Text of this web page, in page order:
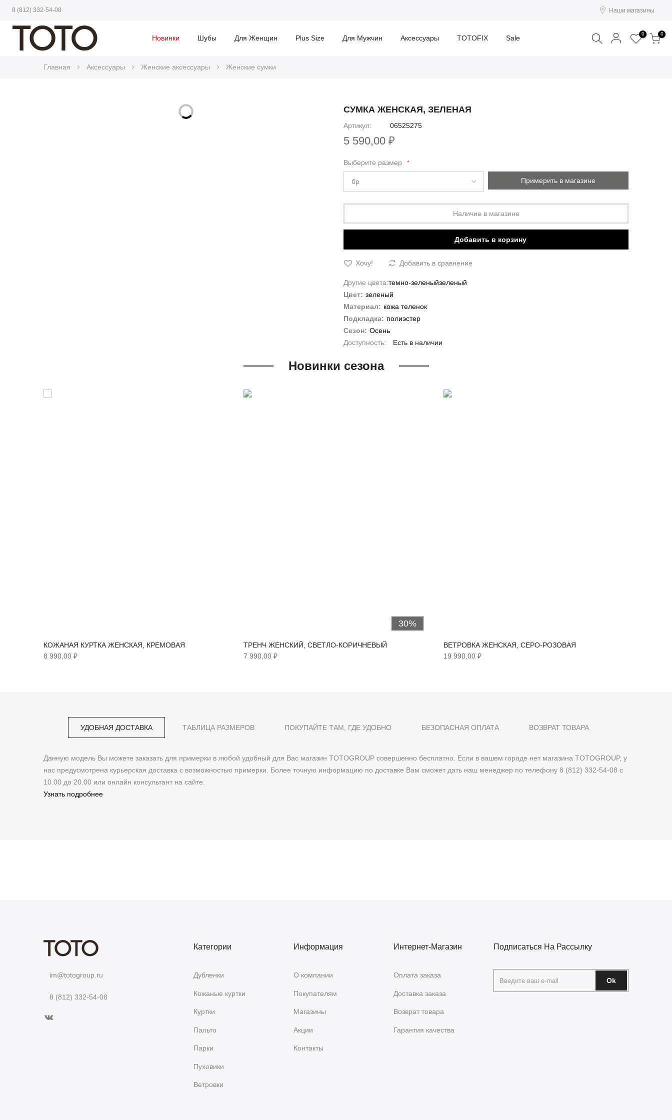
8 (812) 332-54-08 Наши магазины
Новинки Шубы Для Женщин Plus Size Для Мужчин Аксессуары TOTOFIX Sale Поиск 0 0
Главная Аксессуары Женские аксессуары Женские сумки
СУМКА ЖЕНСКАЯ, ЗЕЛЕНАЯ
Артикул 06525275
5 590,00 ₽
Выберите размер
Примерить в магазине
Наличие в магазине
Добавить в корзину
Хочу! Добавить в сравнение
Другие цвета:темно-зеленыйзеленый
Цвет: зеленый
Материал: кожа теленок
Подкладка: полиэстер
Сезон: Осень
Есть в наличии
Новинки сезона
КОЖАНАЯ КУРТКА ЖЕНСКАЯ, КРЕМОВАЯ
8 990,00 ₽
30%
ТРЕНЧ ЖЕНСКИЙ, СВЕТЛО-КОРИЧНЕВЫЙ
7 990,00 ₽
ВЕТРОВКА ЖЕНСКАЯ, СЕРО-РОЗОВАЯ
19 990,00 ₽
УДОБНАЯ ДОСТАВКА
Данную модель Вы можете заказать для примерки в любой удобный для Вас магазин TOTOGROUP совершенно бесплатно. Если в вашем городе нет магазина TOTOGROUP, у
нас предусмотрена курьерская доставка с возможностью примерки. Более точную информацию по доставке Вам сможет дать наш менеджер по телефону 8 (812) 332-54-08 с
10.00 до 20.00 или онлайн консультант на сайте.
Узнать подробнее
ТАБЛИЦА РАЗМЕРОВ ПОКУПАЙТЕ ТАМ, ГДЕ УДОБНО БЕЗОПАСНАЯ ОПЛАТА ВОЗВРАТ ТОВАРА
im@totogroup.ru
8 (812) 332-54-08
Категории
Дубленки
Кожаные куртки
Куртки
Пальто
Парки
Пуховики
Ветровки
Информация
О компании
Покупателям
Магазины
Акции
Контакты
Интернет-Магазин
Оплата заказа
Доставка заказа
Возврат товара
Гарантия качества
Подписаться На Рассылку
Ok